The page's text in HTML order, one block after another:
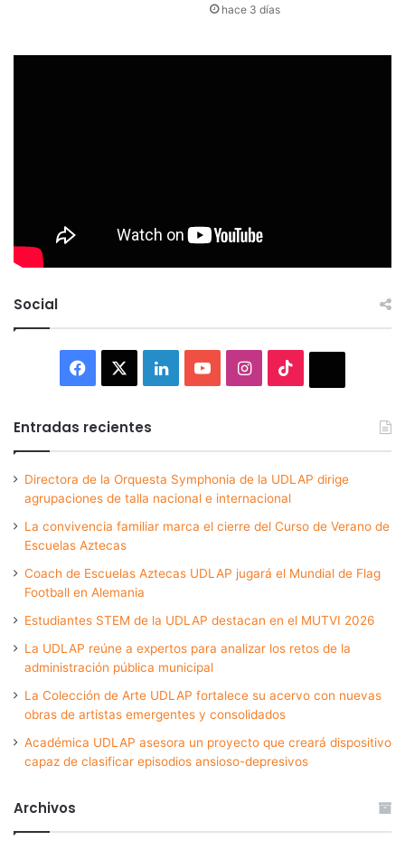
hace 3 días
Social
Facebook LinkedInYouTubeInstagram
Entradas recientes
Directora de la Orquesta Symphonia de la UDLAP dirige
agrupaciones de talla nacional e internacional
La convivencia familiar marca el cierre del Curso de Verano de
Escuelas Aztecas
Coach de Escuelas Aztecas UDLAP jugará el Mundial de Flag
Football en Alemania
Estudiantes STEM de la UDLAP destacan en el MUTVI 2026
La UDLAP reúne a expertos para analizar los retos de la
administración pública municipal
La Colección de Arte UDLAP fortalece su acervo con nuevas
obras de artistas emergentes y consolidados
Académica UDLAP asesora un proyecto que creará dispositivo
capaz de clasificar episodios ansioso-depresivos
Archivos